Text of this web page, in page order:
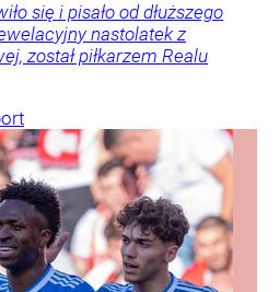
się i pisało od dłuższego
nastolatek z
został piłkarzem Realu